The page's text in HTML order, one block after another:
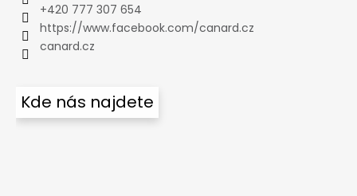
+420 777 307 654
https://www.facebook.com/canard.cz
canard.cz
Kde nás najdete